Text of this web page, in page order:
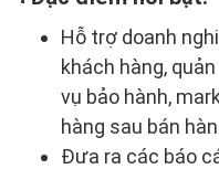
Hỗ trợ doanh
khách hàng,
vụ bảo hành,
hàng sau bán
Đưa ra các báo